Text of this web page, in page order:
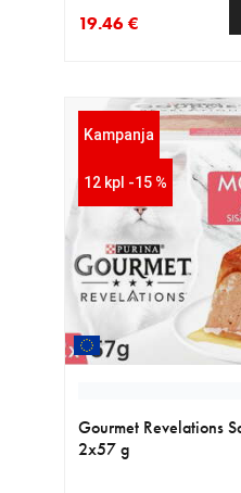
19.46 €
Kampanja
12 kpl -15 %
Gourmet Revelations
2x57 g